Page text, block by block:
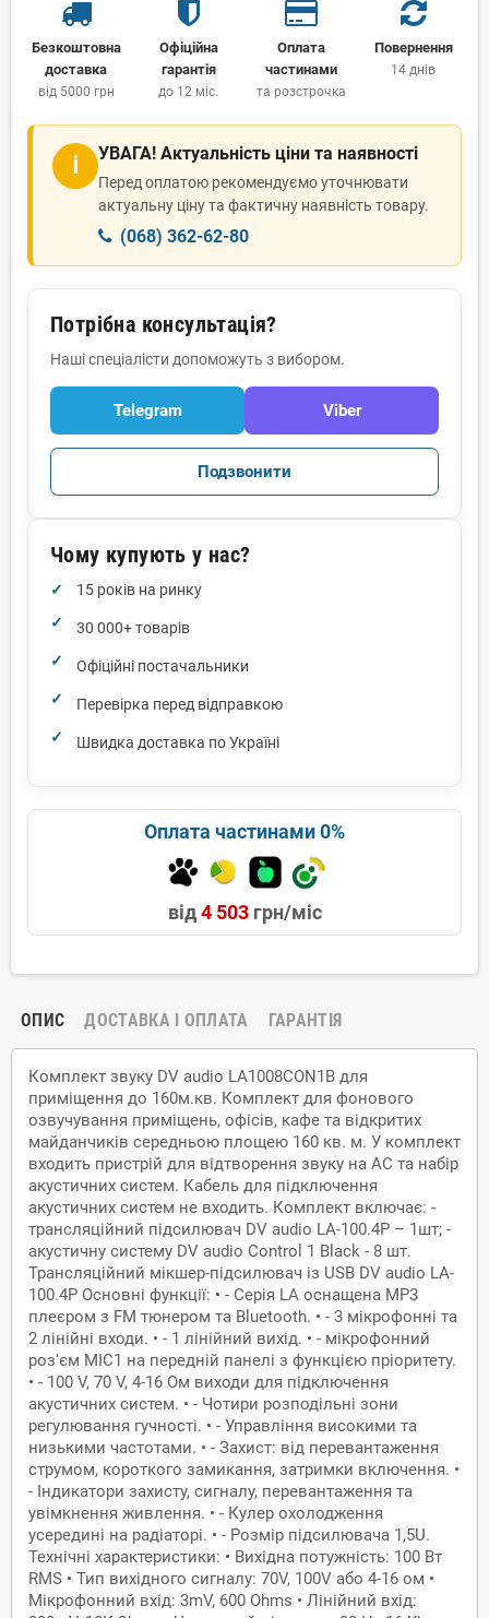
Безкоштовна
доставка
від 5000 грн
Офіційна
гарантія
до 12 міс.
Оплата
частинами
та розстрочка
Повернення
14 днів
ℹ УВАГА! Актуальність ціни та наявності
Перед оплатою рекомендуємо уточнювати
актуальну ціну та фактичну наявність товару.
(068) 362-62-80
Потрібна консультація?
Наші спеціалісти допоможуть з вибором.
Telegram Viber
Подзвонити
Чому купують у нас?
15 років на ринку
30 000+ товарів
Офіційні постачальники
Перевірка перед відправкою
Швидка доставка по Україні
Оплата частинами 0%
від4 503грн/міс
ОПИС ДОСТАВКА І ОПЛАТА ГАРАНТІЯ
Комплект звуку DV audio LA1008CON1B для
приміщення до 160м.кв. Комплект для фонового
озвучування приміщень, офісів, кафе та відкритих
майданчиків середньою площею 160 кв. м. У комплект
входить пристрій для відтворення звуку на АС та набір
акустичних систем. Кабель для підключення
акустичних систем не входить. Комплект включає: -
трансляційний підсилювач DV audio LA-100.4P – 1шт; -
акустичну систему DV audio Control 1 Black - 8 шт.
Трансляційний мікшер-підсилювач із USB DV audio LA-
100.4P Основні функції: • - Серія LА оснащена MP3
плеєром з FM тюнером та Bluetooth. • - 3 мікрофонні та
2 лінійні входи. • - 1 лінійний вихід. • - мікрофонний
роз'єм MIC1 на передній панелі з функцією пріоритету.
• - 100 V, 70 V, 4-16 Ом виходи для підключення
акустичних систем. • - Чотири розподільні зони
регулювання гучності. • - Управління високими та
низькими частотами. • - Захист: від перевантаження
струмом, короткого замикання, затримки включення. •
- Індикатори захисту, сигналу, перевантаження та
увімкнення живлення. • - Кулер охолодження
усередині на радіаторі. • - Розмір підсилювача 1,5U.
Технічні характеристики: • Вихідна потужність: 100 Вт
RMS • Тип вихідного сигналу: 70V, 100V або 4-16 ом •
Мікрофонний вхід: 3mV, 600 Ohms • Лінійний вхід: